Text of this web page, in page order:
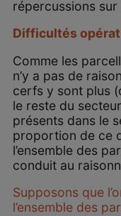
répercussions sur
Difficultés
Comme les
n’y a pas de
cerfs y sont plus
le reste du
présents dans le
proportion de ce
l’ensemble des
conduit au
Supposons que
l’ensemble des